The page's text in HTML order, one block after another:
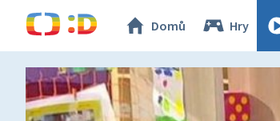
Domů Hry